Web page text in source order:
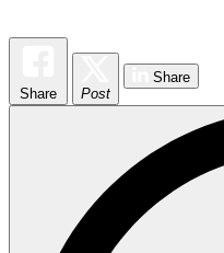
Share Post
Share